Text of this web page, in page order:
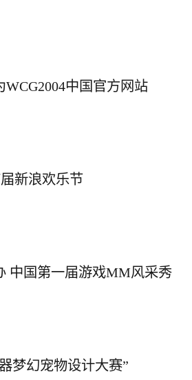
WCG2004中国官方网站
新浪欢乐节
中国第一届游戏MM风采秀
梦幻宠物设计大赛”